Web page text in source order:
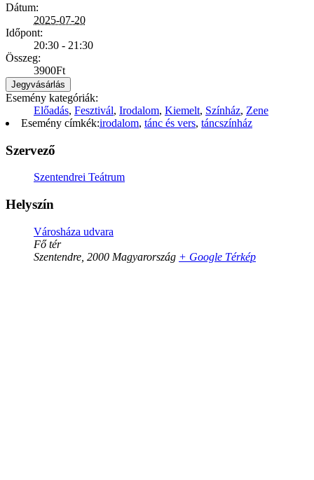
Dátum:
2025-07-20
Időpont:
20:30 - 21:30
Összeg:
3900Ft
Jegyvásárlás
Esemény kategóriák:
Előadás, Fesztivál, Irodalom, Kiemelt, Színház, Zene
Esemény címkék:irodalom, tánc és vers, táncszínház
Szervező
Szentendrei Teátrum
Helyszín
Városháza udvara
Fő tér
Szentendre 2000 Magyarország + Google Térkép